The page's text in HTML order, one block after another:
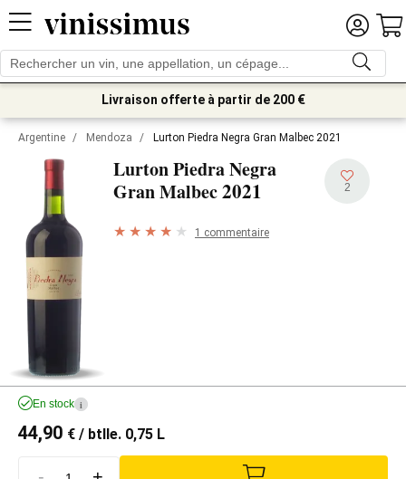
Livraison offerte à partir de 200 €
Argentine / Mendoza / Lurton Piedra Negra Gran Malbec 2021
Lurton Piedra Negra
Gran Malbec2021 2
1 commentaire
En stock i
44,90 € / btlle. 0,75 L